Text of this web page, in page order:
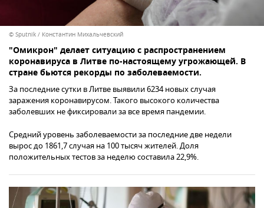
© Sputnik / Константин Михальчевский
"Омикрон" делает ситуацию с распространением
коронавируса в Литве по-настоящему угрожающей. В
стране бьются рекорды по заболеваемости.
За последние сутки в Литве выявили 6234 новых случая
заражения коронавирусом. Такого высокого количества
заболевших не фиксировали за все время пандемии.
Cредний уровень заболеваемости за последние две недели
вырос до 1861,7 случая на 100 тысяч жителей. Доля
положительных тестов за неделю составила 22,9%.